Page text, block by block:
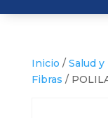
Inicio / Salud
Fibras /